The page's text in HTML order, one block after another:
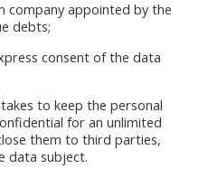
company appointed by the
debts;
consent of the data
to keep the personal
for an unlimited
them to third parties,
data subject.